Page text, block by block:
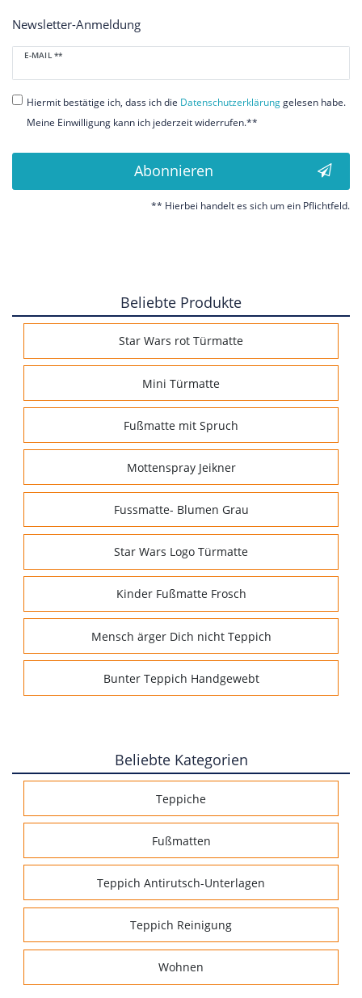
Newsletter-Anmeldung
E-MAIL **
Newsletter
Honig
Hiermit bestätige ich, dass ich die Daten­schutz­erklärunggelesen habe.
Meine Einwilligung kann ich jederzeit widerrufen.**
Abonnieren
** Hierbei handelt es sich um ein Pflichtfeld.
Beliebte Produkte
Star Wars rot Türmatte
Mini Türmatte
Fußmatte mit Spruch
Mottenspray Jeikner
Fussmatte- Blumen Grau
Star Wars Logo Türmatte
Kinder Fußmatte Frosch
Mensch ärger Dich nicht Teppich
Bunter Teppich Handgewebt
Beliebte Kategorien
Teppiche
Fußmatten
Teppich Antirutsch-Unterlagen
Teppich Reinigung
Wohnen